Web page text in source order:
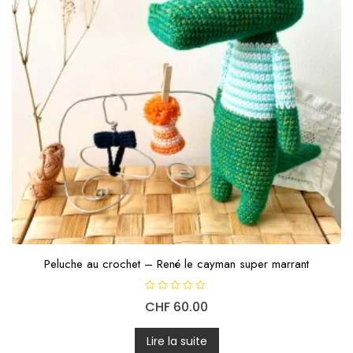
Peluche au crochet – René le cayman super marrant
o
e
0
s
CHF 60.00
Lire la suite